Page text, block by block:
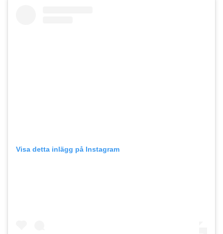
Visa detta inlägg på Instagram